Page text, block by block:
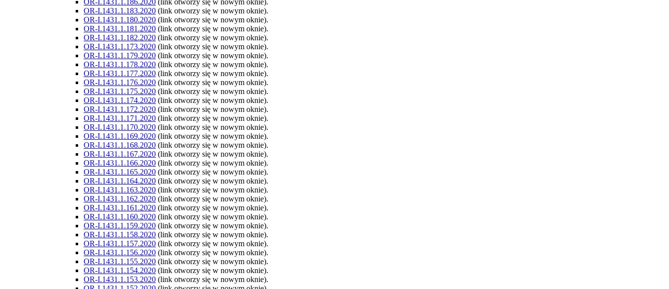
OR-I.1431.1.186.2020 (link otworzy się w nowym oknie).
OR-I.1431.1.183.2020 (link otworzy się w nowym oknie).
OR-I.1431.1.180.2020 (link otworzy się w nowym oknie).
OR-I.1431.1.181.2020 (link otworzy się w nowym oknie).
OR-I.1431.1.182.2020 (link otworzy się w nowym oknie).
OR-I.1431.1.173.2020 (link otworzy się w nowym oknie).
OR-I.1431.1.179.2020 (link otworzy się w nowym oknie).
OR-I.1431.1.178.2020 (link otworzy się w nowym oknie).
OR-I.1431.1.177.2020 (link otworzy się w nowym oknie).
OR-I.1431.1.176.2020 (link otworzy się w nowym oknie).
OR-I.1431.1.175.2020 (link otworzy się w nowym oknie).
OR-I.1431.1.174.2020 (link otworzy się w nowym oknie).
OR-I.1431.1.172.2020 (link otworzy się w nowym oknie).
OR-I.1431.1.171.2020 (link otworzy się w nowym oknie).
OR-I.1431.1.170.2020 (link otworzy się w nowym oknie).
OR-I.1431.1.169.2020 (link otworzy się w nowym oknie).
OR-I.1431.1.168.2020 (link otworzy się w nowym oknie).
OR-I.1431.1.167.2020 (link otworzy się w nowym oknie).
OR-I.1431.1.166.2020 (link otworzy się w nowym oknie).
OR-I.1431.1.165.2020 (link otworzy się w nowym oknie).
OR-I.1431.1.164.2020 (link otworzy się w nowym oknie).
OR-I.1431.1.163.2020 (link otworzy się w nowym oknie).
OR-I.1431.1.162.2020 (link otworzy się w nowym oknie).
OR-I.1431.1.161.2020 (link otworzy się w nowym oknie).
OR-I.1431.1.160.2020 (link otworzy się w nowym oknie).
OR-I.1431.1.159.2020 (link otworzy się w nowym oknie).
OR-I.1431.1.158.2020 (link otworzy się w nowym oknie).
OR-I.1431.1.157.2020 (link otworzy się w nowym oknie).
OR-I.1431.1.156.2020 (link otworzy się w nowym oknie).
OR-I.1431.1.155.2020 (link otworzy się w nowym oknie).
OR-I.1431.1.154.2020 (link otworzy się w nowym oknie).
OR-I.1431.1.153.2020 (link otworzy się w nowym oknie).